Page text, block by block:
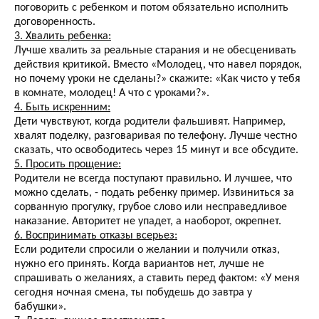
поговорить с ребенком и потом обязательно исполнить
договоренность.
3. Хвалить ребенка:
Лучше хвалить за реальные старания и не обесценивать
действия критикой. Вместо «Молодец, что навел порядок,
но почему уроки не сделаны?» скажите: «Как чисто у тебя
в комнате, молодец! А что с уроками?».
4. Быть искренним:
Дети чувствуют, когда родители фальшивят. Например,
хвалят поделку, разговаривая по телефону. Лучше честно
сказать, что освободитесь через 15 минут и все обсудите.
5. Просить прощение:
Родители не всегда поступают правильно. И лучшее, что
можно сделать, - подать ребенку пример. Извиниться за
сорванную прогулку, грубое слово или несправедливое
наказание. Авторитет не упадет, а наоборот, окрепнет.
6. Воспринимать отказы всерьез:
Если родители спросили о желании и получили отказ,
нужно его принять. Когда вариантов нет, лучше не
спрашивать о желаниях, а ставить перед фактом: «У меня
сегодня ночная смена, ты побудешь до завтра у
бабушки».